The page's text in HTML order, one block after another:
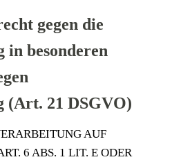
gegen die
in besonderen
(Art. 21 DSGVO)
AUF
6 ABS. 1 LIT. E ODER